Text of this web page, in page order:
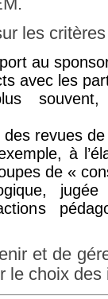
les
au
avec les
revues
à
de «
et de
le choix des